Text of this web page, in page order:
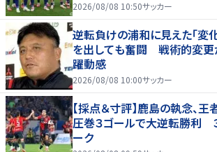
る！」
2026/08/08 10:50サッカー
逆転負けの浦和に見えた「
を出しても奮闘 戦術的変更
躍動感
2026/08/08 10:00サッカー
【採点＆寸評】鹿島の執念、
圧巻３ゴールで大逆転勝利 ３
ーク